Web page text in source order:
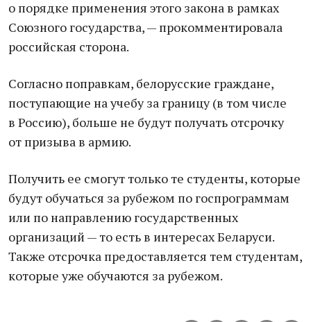
о порядке применения этого закона в рамках
Союзного государства, — прокомментировала
российская сторона.
Согласно поправкам, белорусские граждане,
поступающие на учебу за границу (в том числе
в Россию), больше не будут получать отсрочку
от призыва в армию.
Получить ее смогут только те студенты, которые
будут обучаться за рубежом по госпрограммам
или по направлению государственных
организаций — то есть в интересах Беларуси.
Также отсрочка предоставляется тем студентам,
которые уже обучаются за рубежом.